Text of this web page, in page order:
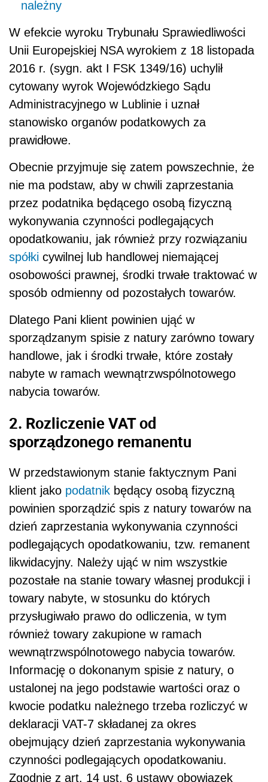
należny
W efekcie wyroku Trybunału Sprawiedliwości
Unii Europejskiej NSA wyrokiem z 18 listopada
2016 r. (sygn. akt I FSK 1349/16) uchylił
cytowany wyrok Wojewódzkiego Sądu
Administracyjnego w Lublinie i uznał
stanowisko organów podatkowych za
prawidłowe.
Obecnie przyjmuje się zatem powszechnie, że
nie ma podstaw, aby w chwili zaprzestania
przez podatnika będącego osobą fizyczną
wykonywania czynności podlegających
opodatkowaniu, jak również przy rozwiązaniu
spółki cywilnej lub handlowej niemającej
osobowości prawnej, środki trwałe traktować w
sposób odmienny od pozostałych towarów.
Dlatego Pani klient powinien ująć w
sporządzanym spisie z natury zarówno towary
handlowe, jak i środki trwałe, które zostały
nabyte w ramach wewnątrzwspólnotowego
nabycia towarów.
2. Rozliczenie VAT od
sporządzonego remanentu
W przedstawionym stanie faktycznym Pani
klient jako podatnik będący osobą fizyczną
powinien sporządzić spis z natury towarów na
dzień zaprzestania wykonywania czynności
podlegających opodatkowaniu, tzw. remanent
likwidacyjny. Należy ująć w nim wszystkie
pozostałe na stanie towary własnej produkcji i
towary nabyte, w stosunku do których
przysługiwało prawo do odliczenia, w tym
również towary zakupione w ramach
wewnątrzwspólnotowego nabycia towarów.
Informację o dokonanym spisie z natury, o
ustalonej na jego podstawie wartości oraz o
kwocie podatku należnego trzeba rozliczyć w
deklaracji VAT-7 składanej za okres
obejmujący dzień zaprzestania wykonywania
czynności podlegających opodatkowaniu.
Zgodnie z art. 14 ust. 6 ustawy obowiązek